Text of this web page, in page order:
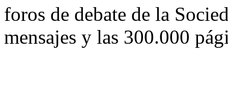
foros de debate de la
mensajes y las 300.000